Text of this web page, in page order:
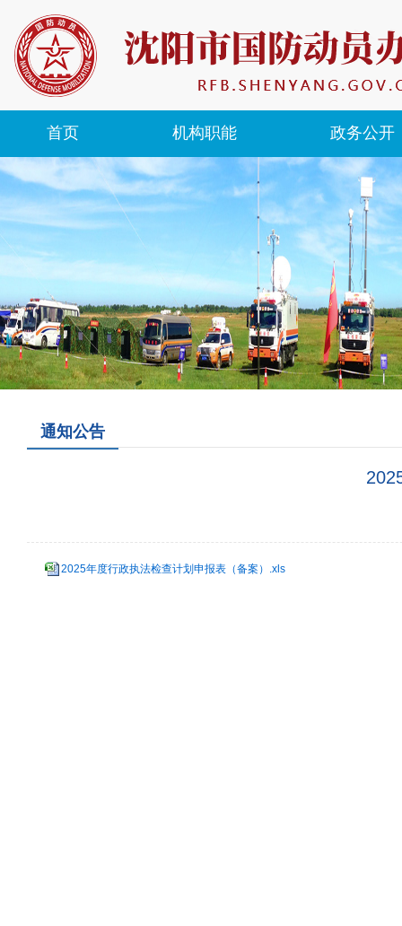
首页 机构职能 政务公开
通知公告
2025年度行政执法检查计划申报表（备案）.xls